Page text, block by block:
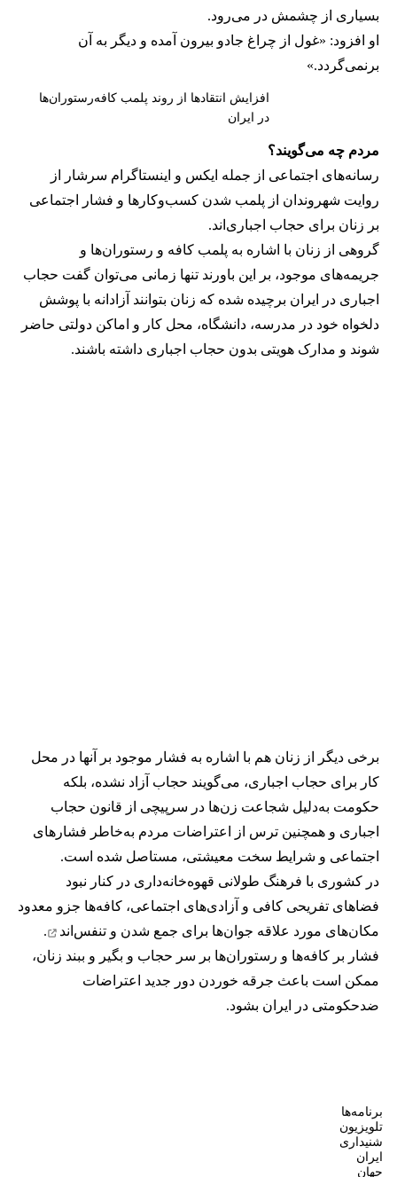
بسیاری از چشمش در می‌رود.
او افزود: «غول از چراغ جادو بیرون آمده و دیگر به آن
برنمی‎‌گردد.»
افزایش انتقادها از روند پلمب کافه‌رستوران‌ها
در ایران
مردم چه می‌گویند؟
رسانه‎‌های اجتماعی از جمله ایکس و اینستاگرام سرشار از
روایت شهروندان از پلمب شدن کسب‌وکارها و فشار اجتماعی
بر زنان برای حجاب اجباری‌اند.
گروهی از زنان با اشاره به پلمب کافه و رستوران‌ها و
جریمه‌های موجود، بر این باورند تنها زمانی می‌توان گفت حجاب
اجباری در ایران برچیده شده که زنان بتوانند آزادانه با پوشش
دلخواه خود در مدرسه، دانشگاه، محل کار و اماکن دولتی حاضر
شوند و مدارک هویتی بدون حجاب اجباری داشته باشند.
برخی دیگر از زنان هم با اشاره به فشار موجود بر آنها در محل
کار برای حجاب اجباری، می‌گویند حجاب آزاد نشده، بلکه
حکومت به‌دلیل شجاعت زن‌ها در سرپیچی از قانون حجاب
اجباری و همچنین ترس از اعتراضات مردم به‌خاطر فشارهای
اجتماعی و شرایط سخت معیشتی، مستاصل شده است.
در کشوری با فرهنگ طولانی قهوه‌‌خانه‌داری در کنار نبود
فضاهای تفریحی کافی و آزادی‌های اجتماعی، کافه‌ها جزو معدود
مکان‌های مورد علاقه جوان‌ها برای جمع شدن و تنفس‌اند
.
فشار بر کافه‌ها و رستوران‌ها بر سر حجاب و بگیر و ببند زنان،
ممکن است باعث جرقه خوردن دور جدید اعتراضات
ضدحکومتی در ایران بشود.
برنامه‌ها
تلویزیون
شنیداری
ایران
جهان